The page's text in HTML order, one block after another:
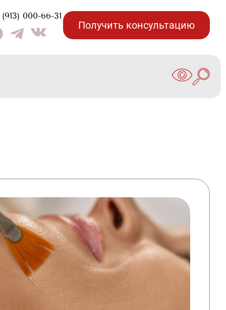
000-66-31
Получить консультацию